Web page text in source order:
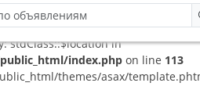
stdClass::$location in
index.php on line 113
themes/asax/